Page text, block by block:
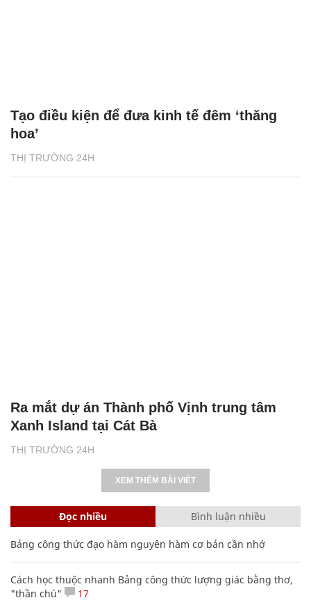
THỊ TRƯỜNG 24H
Tạo điều kiện để đưa kinh tế đêm ‘thăng
hoa’
THỊ TRƯỜNG 24H
Ra mắt dự án Thành phố Vịnh trung tâm
Xanh Island tại Cát Bà
XEM THÊM BÀI VIẾT
Đọc nhiều Bình luận nhiều
Bảng công thức đạo hàm nguyên hàm cơ bản cần nhớ
Cách học thuộc nhanh Bảng công thức lượng giác bằng thơ,
"thần chú"
17